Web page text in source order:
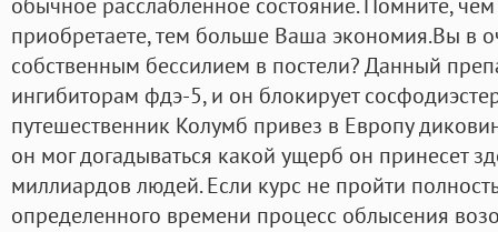
приобретаете, тем больше Ваша экономия.Вы в
собственным бессилием в постели? Данный
ингибиторам фдэ-5, и он блокирует
путешественник Колумб привез в Европу
он мог догадываться какой ущерб он принесет
миллиардов людей. Если курс не пройти
определенного времени процесс облысения